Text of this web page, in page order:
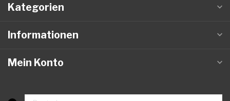
Kategorien
Informationen
Mein Konto